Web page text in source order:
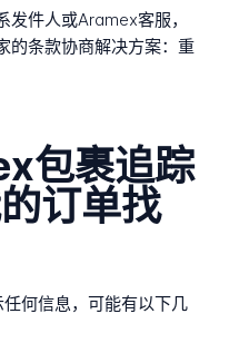
件人或Aramex客服，
的条款协商解决方案：重
包裹追踪
订单找
何信息，可能有以下几